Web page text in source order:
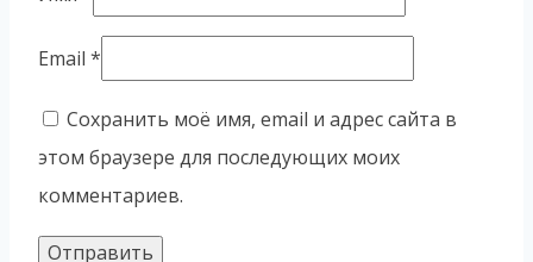
Email *
Сохранить моё имя, email и адрес сайта в
этом браузере для последующих моих
комментариев.